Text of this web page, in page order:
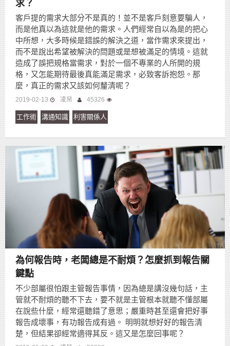
求？
客戶提的需求大部分不是真的！並不是客戶刻意要騙人，
而是他真以為這就是他的需求。人們經常自以為是的把心
中所想，大多時候是錯誤的解決之道，當作需求來提出，
而不是說出希望被解決的問題或是想被滿足的情境。這就
造成了誤把規格當需求，對於一個不專業的人所開的規
格，又怎能期待最後真能滿足需求，必致客訴抱怨。那
麼，真正的需求又該如何釐清呢？
2019-02-13 凌帠 45326
工作術 溝通知識 利害關係人
為何報告時，老闆總是不耐煩？怎麼抓到報告關
鍵點
不少部屬很怕跟主管報告事情，因為總是講沒幾句話，主
管就不耐煩的聽不下去，要不就是主管根本就聽不懂部屬
在說些什麼，經常還聽錯了意思；嚴重時甚至還會把好事
報告成壞事，有功報告成有過。 明明就想好好的報告清
楚，但結果卻經常適得其反。這又是怎麼回事呢？